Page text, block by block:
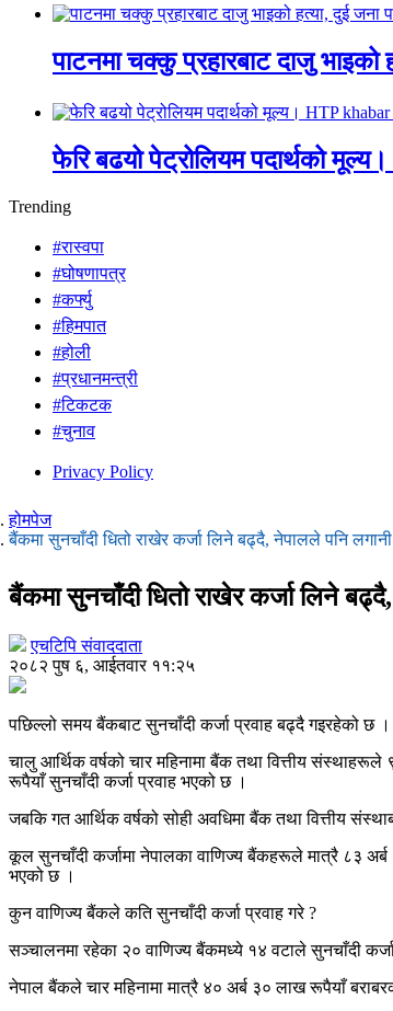
पाटनमा चक्कु प्रहारबाट दाजु भाइको
फेरि बढयो पेट्रोलियम पदार्थको
Trending
#रास्वपा
#घोषणापत्र
#कर्फ्यु
#हिमपात
#होली
#प्रधानमन्त्री
#टिकटक
#चुनाव
Privacy Policy
होमपेज
बैंकमा सुनचाँदी धितो राखेर कर्जा लिने बढ्दै, नेपालले पनि लगानी
बैंकमा सुनचाँदी धितो राखेर कर्जा लिने
एचटिपि संवाददाता
२०८२ पुष ६, आईतवार ११:२५
पछिल्लो समय बैंकबाट सुनचाँदी कर्जा प्रवाह बढ्दै गइरहेको
चालु आर्थिक वर्षको चार महिनामा बैंक तथा वित्तीय
रूपैयाँ सुनचाँदी कर्जा प्रवाह भएको छ ।
जबकि गत आर्थिक वर्षको सोही अवधिमा बैंक तथा वित्तीय
कूल सुनचाँदी कर्जामा नेपालका वाणिज्य बैंकहरूले मात्रै ८३
भएको छ ।
कुन वाणिज्य बैंकले कति सुनचाँदी कर्जा प्रवाह गरे ?
सञ्चालनमा रहेका २० वाणिज्य बैंकमध्ये १४ वटाले सुनचाँदी
नेपाल बैंकले चार महिनामा मात्रै ४० अर्ब ३० लाख रूपैयाँ